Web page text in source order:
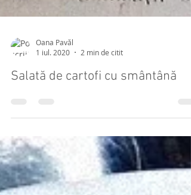
1 iul. 2020
2 min de citit
Salată de cartofi cu smântână